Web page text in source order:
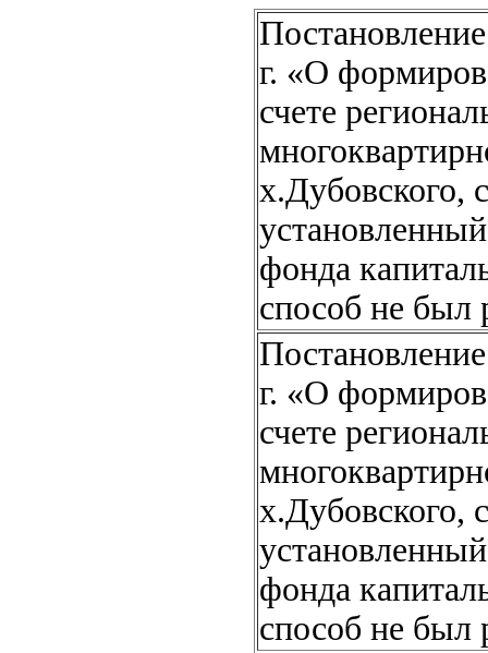
г. «О
счете
х.Дубовского,
фонда
способ не был
г. «О
счете
х.Дубовского,
фонда
способ не был